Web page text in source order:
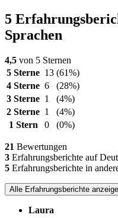
5
Sprachen
4,5 von 5 Sternen
5 Sterne 13 (61%)
4 Sterne 6
(28%)
3 Sterne 1
(4%)
2 Sterne 1
(4%)
1 Stern
0 (0%)
21 Bewertungen
3 Erfahrungsberichte auf
5 Erfahrungsberichte in
Alle Erfahrungsberichte
Laura